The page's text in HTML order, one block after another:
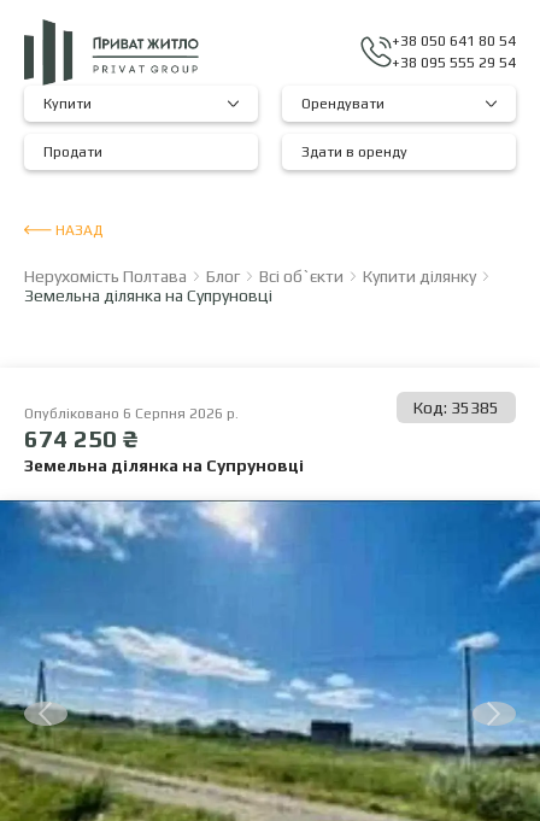
+38 050 641 80 54
+38 095 555 29 54
Купити Орендувати
Продати Здати в оренду
НАЗАД
Нерухомість Полтава Блог Всі об`єкти
Купити ділянку
Земельна ділянка на Супруновці
Опубліковано 6 Серпня 2026 р. Код: 35385
674 250 ₴
Земельна ділянка на Супруновці